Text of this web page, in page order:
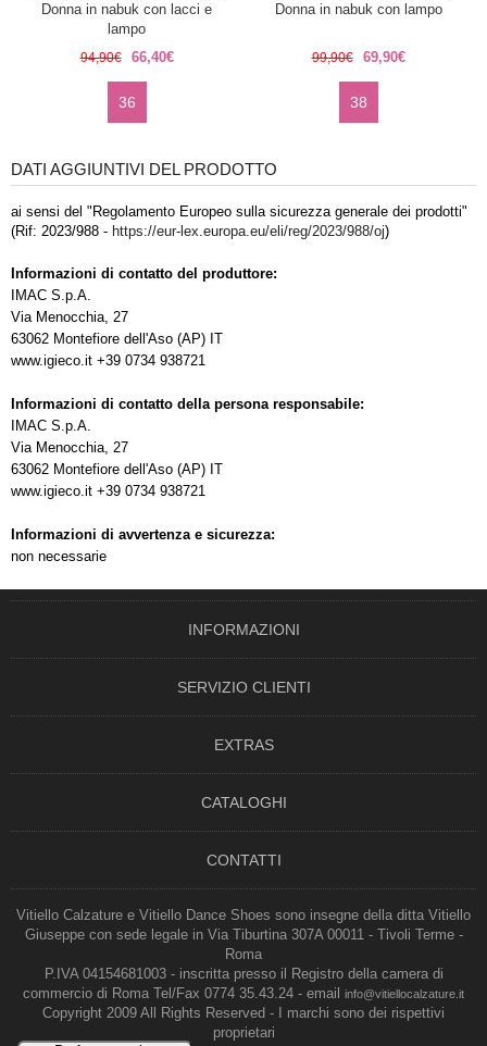
Donna in nabuk con lacci e
lampo
94,90€ 66,40€
36
Donna in nabuk con lampo
99,90€ 69,90€
38
DATI AGGIUNTIVI DEL PRODOTTO
ai sensi del "Regolamento Europeo sulla sicurezza generale dei prodotti"
(Rif: 2023/988 - https://eur-lex.europa.eu/eli/reg/2023/988/oj)
Informazioni di contatto del produttore:
IMAC S.p.A.
Via Menocchia, 27
63062 Montefiore dell'Aso (AP) IT
www.igieco.it +39 0734 938721
Informazioni di contatto della persona responsabile:
IMAC S.p.A.
Via Menocchia, 27
63062 Montefiore dell'Aso (AP) IT
www.igieco.it +39 0734 938721
Informazioni di avvertenza e sicurezza:
non necessarie
INFORMAZIONI
SERVIZIO CLIENTI
EXTRAS
CATALOGHI
CONTATTI
Vitiello Calzature e Vitiello Dance Shoes sono insegne della ditta Vitiello
Giuseppe con sede legale in Via Tiburtina 307A 00011 - Tivoli Terme -
Roma
P.IVA 04154681003 - inscritta presso il Registro della camera di
commercio di Roma Tel/Fax 0774 35.43.24 - email
info@vitiellocalzature.it
Copyright 2009 All Rights Reserved - I marchi sono dei rispettivi
proprietari